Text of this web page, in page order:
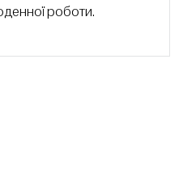
роботи.